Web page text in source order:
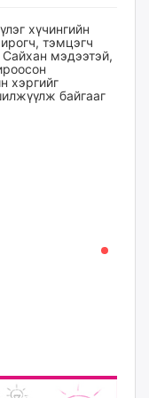
хүчингийн
тэмцэгч
мэдээтэй,
хэргийг
байгааг